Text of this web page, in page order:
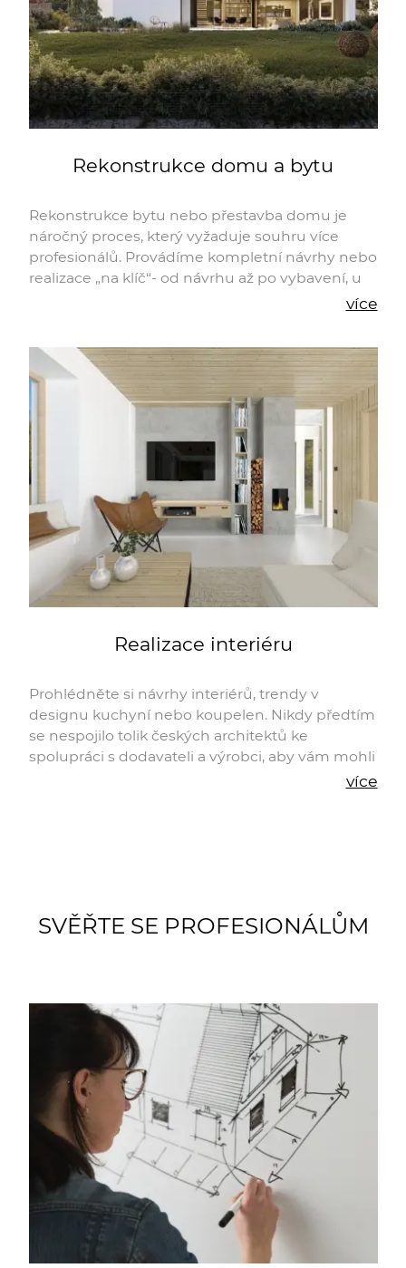
Rekonstrukce domu a bytu
Rekonstrukce bytu nebo přestavba domu je
náročný proces, který vyžaduje souhru více
profesionálů. Provádíme kompletní návrhy nebo
realizace „na klíč“- od návrhu až po vybavení, u
nás naleznete všechno „pod jednou střechou“.
více
Realizace interiéru
Prohlédněte si návrhy interiérů, trendy v
designu kuchyní nebo koupelen. Nikdy předtím
se nespojilo tolik českých architektů ke
spolupráci s dodavateli a výrobci, aby vám mohli
nabídnout tak pestrou paletu výrobků a služeb.
více
SVĚŘTE SE PROFESIONÁLŮM